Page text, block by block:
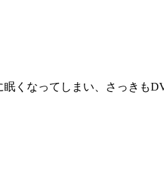
くなってしまい、さっきも